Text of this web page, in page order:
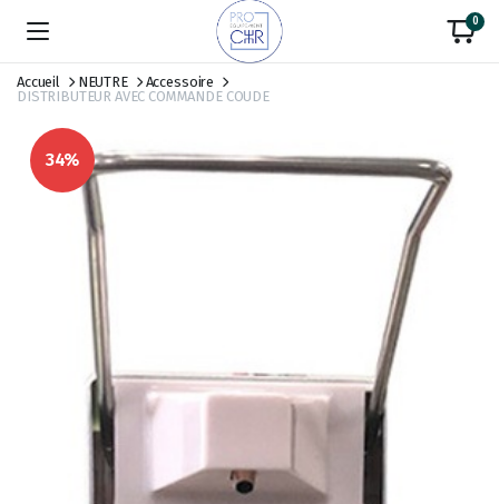
0
Accueil NEUTRE
Accessoire
DISTRIBUTEUR AVEC COMMANDE COUDE
34%